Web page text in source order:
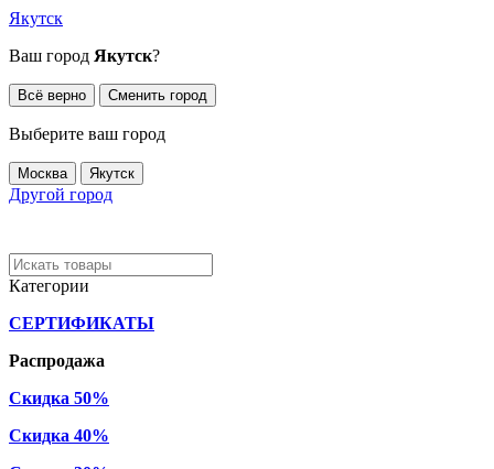
Якутск
Ваш город Якутск?
Всё верно Сменить город
Выберите ваш город
Москва Якутск
Другой город
Категории
СЕРТИФИКАТЫ
Распродажа
Скидка 50%
Скидка 40%